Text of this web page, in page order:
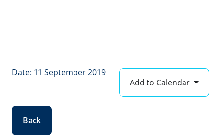
Date: 11 September 2019
Add to Calendar
Back